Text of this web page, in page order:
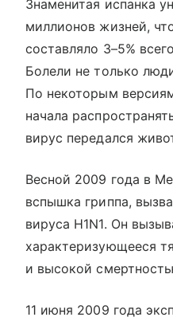
Знаменитая испанка
миллионов жизней,
составляло 3–5%
Болели не только
По некоторым
начала
вирус передался
Весной 2009 года в
вспышка гриппа,
вируса H1N1. Он
характеризующееся
и высокой
11 июня 2009 года